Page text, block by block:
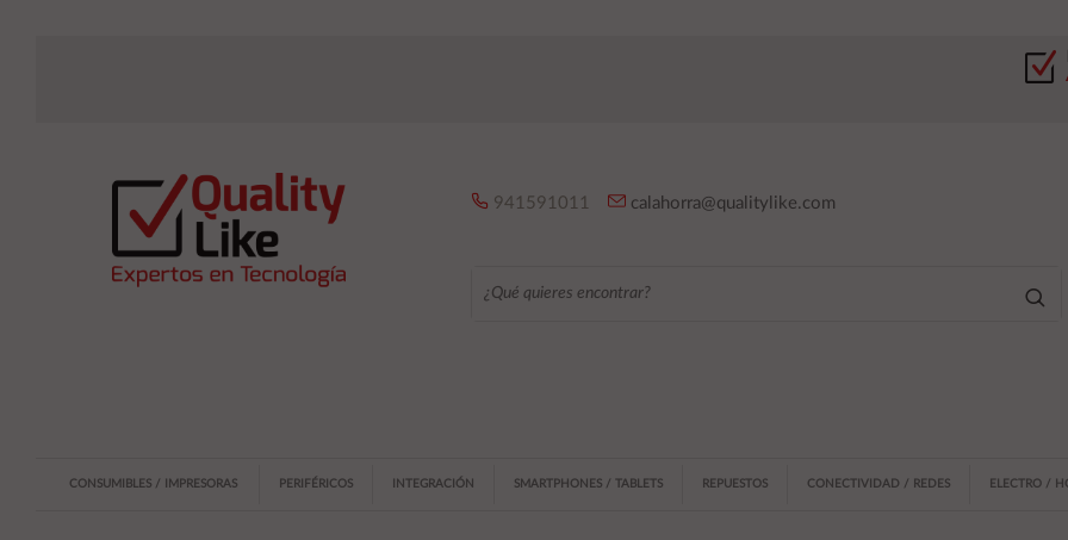
941591011 calahorra@qualitylike.com
CONSUMIBLES / IMPRESORAS PERIFÉRICOS INTEGRACIÓN SMARTPHONES / TABLETS REPUESTOS CONECTIVIDAD / REDES ELECTRO /